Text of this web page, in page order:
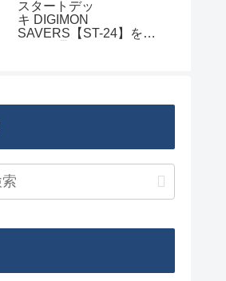
スタートデッ
キ DIGIMON
SAVERS【ST-24】を取